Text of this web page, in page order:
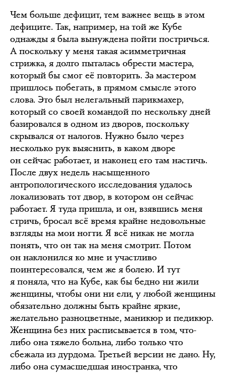
Чем больше дефицит, тем важнее вещь в этом
дефиците. Так, например, на той же Кубе
однажды я была вынуждена пойти постричься.
А поскольку у меня такая асимметричная
стрижка, я долго пыталась обрести мастера,
который бы смог её повторить. За мастером
пришлось побегать, в прямом смысле этого
слова. Это был нелегальный парикмахер,
который со своей командой по нескольку дней
базировался в одном из дворов, поскольку
скрывался от налогов. Нужно было через
несколько рук выяснить, в каком дворе
он сейчас работает, и наконец его там настичь.
После двух недель насыщенного
антропологического исследования удалось
локализовать тот двор, в котором он сейчас
работает. Я туда пришла, и он, взявшись меня
стричь, бросал всё время крайне недовольные
взгляды на мои ногти. Я всё никак не могла
понять, что он так на меня смотрит. Потом
он наклонился ко мне и участливо
поинтересовался, чем же я болею. И тут
я поняла, что на Кубе, как бы бедно ни жили
женщины, чтобы они ни ели, у любой женщины
обязательно должны быть крайне яркие,
желательно разноцветные, маникюр и педикюр.
Женщина без них расписывается в том, что-
либо она тяжело больна, либо только что
сбежала из дурдома. Третьей версии не дано. Ну,
либо она сумасшедшая иностранка, что